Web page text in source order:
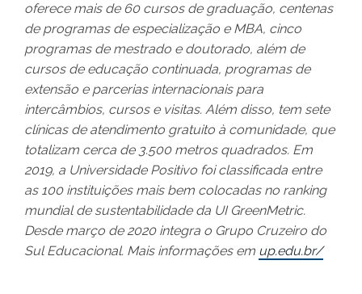
oferece mais de 60 cursos de graduação, centenas
de programas de especialização e MBA, cinco
programas de mestrado e doutorado, além de
cursos de educação continuada, programas de
extensão e parcerias internacionais para
intercâmbios, cursos e visitas. Além disso, tem sete
clínicas de atendimento gratuito à comunidade, que
totalizam cerca de 3.500 metros quadrados. Em
2019, a Universidade Positivo foi classificada entre
as 100 instituições mais bem colocadas no ranking
mundial de sustentabilidade da UI GreenMetric.
Desde março de 2020 integra o Grupo Cruzeiro do
Sul Educacional. Mais informações em up.edu.br/